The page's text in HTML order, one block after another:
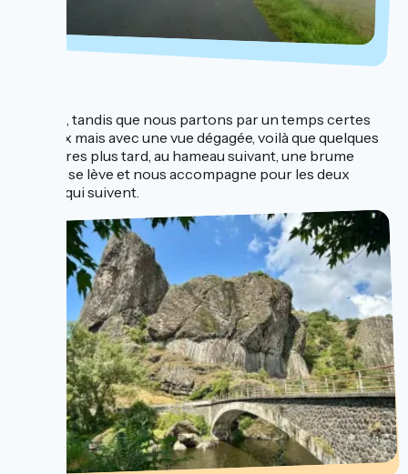
En effet, tandis que nous partons par un temps certes
nuageux mais avec une vue dégagée, voilà que quelques
kilomètres plus tard, au hameau suivant, une brume
épaisse se lève et nous accompagne pour les deux
heures qui suivent.